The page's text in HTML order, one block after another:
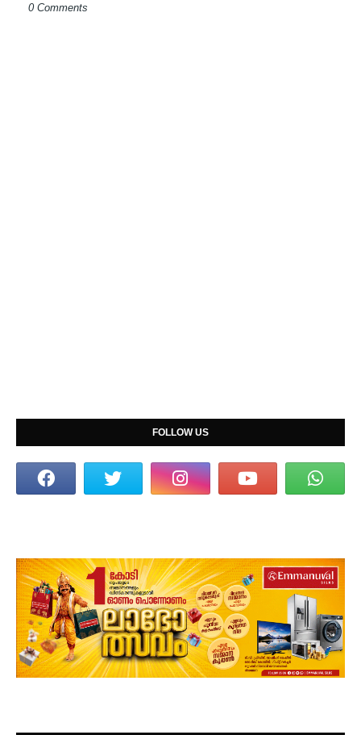
0 Comments
FOLLOW US